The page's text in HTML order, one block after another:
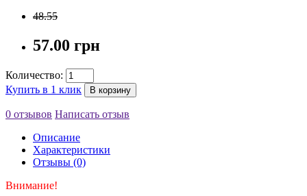
48.55
57.00 грн
Количество:
Купить в 1 клик
В корзину
0 отзывов Написать отзыв
Описание
Характеристики
Отзывы (0)
Внимание!